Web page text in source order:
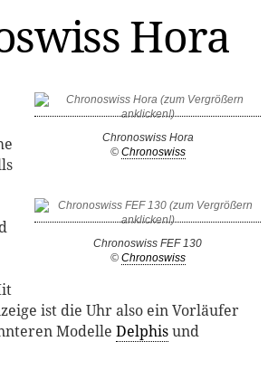
Hora
Chronoswiss Hora
© Chronoswiss
Chronoswiss FEF 130
© Chronoswiss
ist die Uhr also ein Vorläufer
Modelle Delphisund